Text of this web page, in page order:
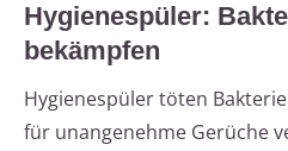
Hygienespüler:
bekämpfen
Hygienespüler töten
für unangenehme Gerüche